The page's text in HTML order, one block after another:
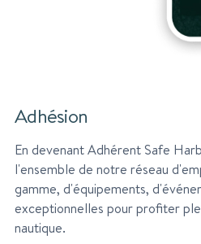
Adhésion
En devenant Adhérent Safe
l'ensemble de notre réseau
gamme, d'équipements,
exceptionnelles pour profiter
nautique.